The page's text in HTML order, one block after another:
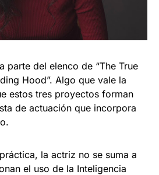
parte del elenco de “The True
Hood”. Algo que vale la
estos tres proyectos forman
de actuación que incorpora
la actriz no se suma a
el uso de la Inteligencia